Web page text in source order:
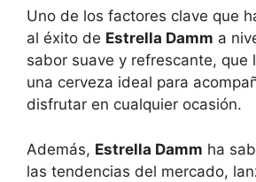
Uno de los factores clave que
al éxito de Estrella Damm a
sabor suave y refrescante, que
una cerveza ideal para
disfrutar en cualquier ocasión.
Además, Estrella Damm ha
las tendencias del mercado,